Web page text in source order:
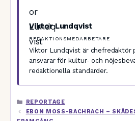
Viktor Lundqvist
REDAKTIONSMEDARBETARE
Viktor Lundqvist är chefredaktör
ansvarar för kultur- och
redaktionella standarder.
KATEGORIER
REPORTAGE
EBON MOSS-BACHRACH –